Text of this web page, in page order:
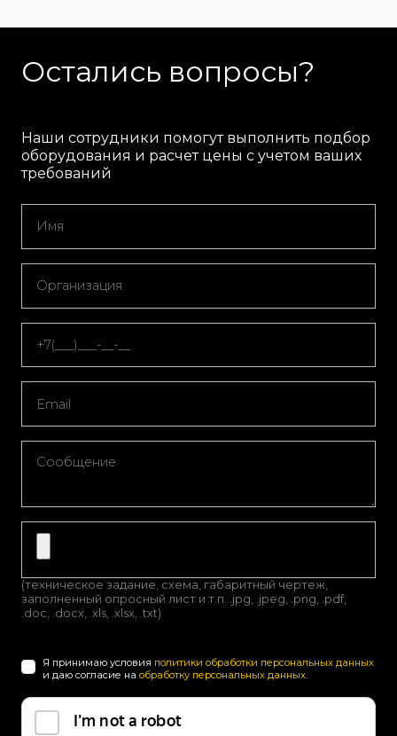
Остались вопросы?
Наши сотрудники помогут выполнить подбор
оборудования и расчет цены с учетом ваших
требований
(техническое задание, схема, габаритный чертеж,
заполненный опросный лист и т.п. .jpg, .jpeg, .png, .pdf,
.doc, .docx, .xls, .xlsx, .txt)
Я принимаю условия политики обработки персональных данных
и даю согласие на обработку персональных данных